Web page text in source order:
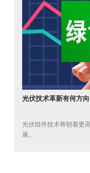
光伏技术革新有何方向
光伏组件技术将朝着更
展。